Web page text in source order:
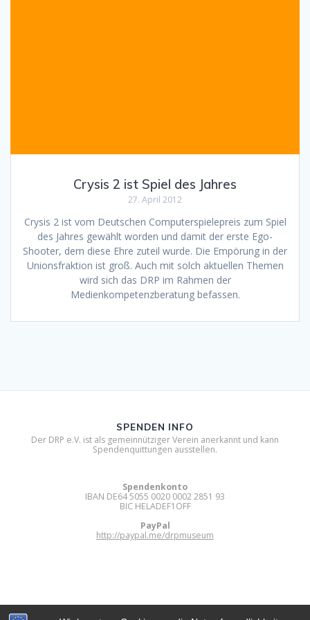
Crysis 2 ist Spiel des Jahres
27. April 2012
Crysis 2 ist vom Deutschen Computerspielepreis zum Spiel
des Jahres gewählt worden und damit der erste Ego-
Shooter, dem diese Ehre zuteil wurde. Die Empörung in der
Unionsfraktion ist groß. Auch mit solch aktuellen Themen
wird sich das DRP im Rahmen der
Medienkompetenzberatung befassen.
SPENDEN INFO
Der DRP e.V. ist als gemeinnütziger Verein anerkannt und kann
Spendenquittungen ausstellen.
Spendenkonto
IBAN DE64 5055 0020 0002 2851 93
BIC HELADEF1OFF
PayPal
http://paypal.me/drpmuseum